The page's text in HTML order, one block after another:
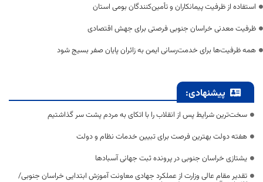
استفاده از ظرفیت پیمانکاران و تأمین‌کنندگان بومی استان
ظرفیت معدنی خراسان جنوبی فرصتی برای جهش اقتصادی
همه ظرفیت‌ها برای خدمت‌رسانی ایمن به زائران پایان صفر بسیج شود
پیشنهادی:
سخت‌ترین شرایط پس از انقلاب را با اتکای به مردم پشت سر گذاشتیم
هفته دولت بهترین فرصت برای تبیین خدمات نظام و دولت
یشتازی خراسان جنوبی در پرونده ثبت جهانی آسبادها
تقدیر مقام عالی وزارت از عملکرد جهادی معاونت آموزش ابتدایی خراسان جنوبی/